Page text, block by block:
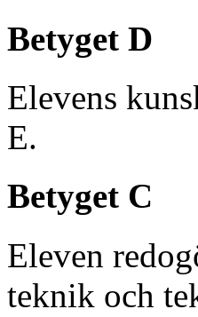
Betyget D
Elevens
E.
Betyget C
Eleven
teknik och